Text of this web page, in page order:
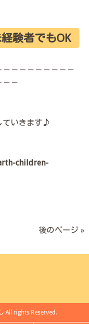
験者でもOK
－－－－－－－－
－
ていきます♪
children-
後のページ »
All rights Reserved.